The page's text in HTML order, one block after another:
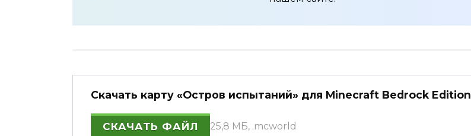
Скачать карту «Остров испытаний» для Minecraft Bedrock Edition
СКАЧАТЬ ФАЙЛ 25,8 МБ, .mcworld